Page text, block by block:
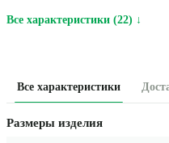
Все характеристики (22) ↓
Все характеристики
Размеры изделия